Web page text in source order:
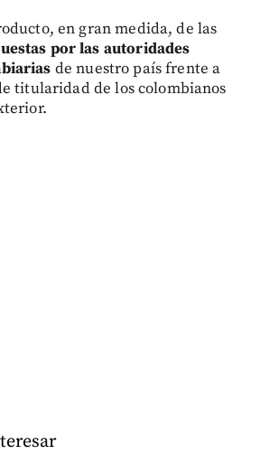
en gran medida, de las
por las autoridades
de nuestro país frente a
titularidad de los colombianos